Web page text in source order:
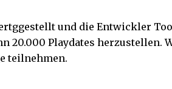
und die Entwickler
20.000 Playdates herzustellen.
teilnehmen.